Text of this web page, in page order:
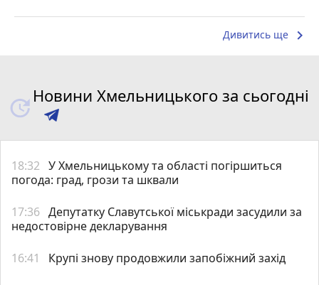
Дивитись ще keyboard_arrow_right
Новини Хмельницького за сьогодні
18:32 У Хмельницькому та області погіршиться
погода: град, грози та шквали
17:36 Депутатку Славутської міськради засудили за
недостовірне декларування
16:41 Крупі знову продовжили запобіжний захід